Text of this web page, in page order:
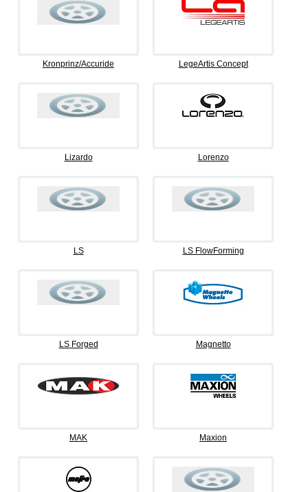
Kronprinz/Accuride LegeArtis Concept
Lizardo Lorenzo
LS LS FlowForming
LS Forged Magnetto
MAK Maxion